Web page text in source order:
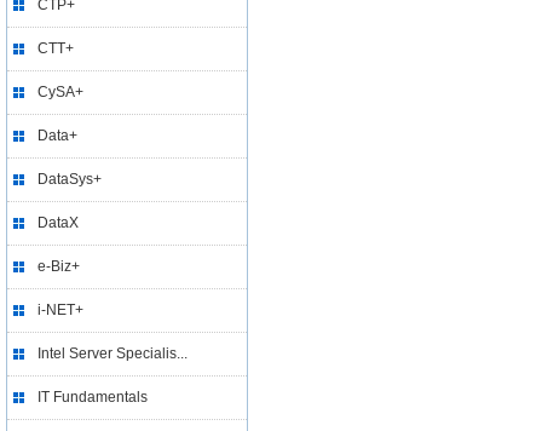
CTP+
CTT+
CySA+
Data+
DataSys+
DataX
e-Biz+
i-NET+
Intel Server Specialis...
IT Fundamentals